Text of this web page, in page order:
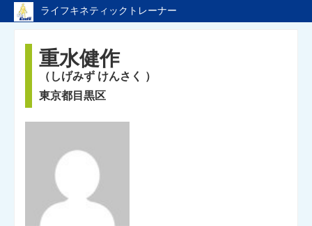
ライフキネティックトレーナー
トレーナーページのTopへ
重水健作
（しげみず けんさく ）
東京都目黒区